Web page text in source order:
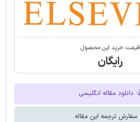
قیمت خرید این محصول
رایگان
دانلود مقاله انگلیسی
سفارش ترجمه این مقاله